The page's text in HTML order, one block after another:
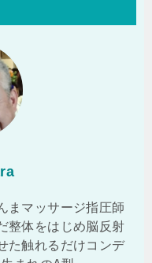
まマッサージ指圧師
整体をはじめ脳反射
た触れるだけコンデ